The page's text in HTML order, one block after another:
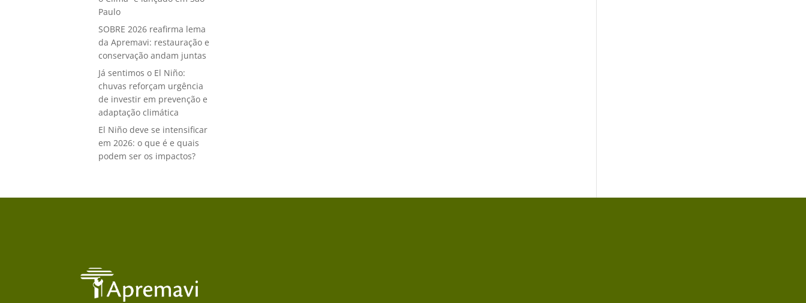
Paulo
SOBRE 2026 reafirma lema
da Apremavi: restauração e
conservação andam juntas
Já sentimos o El Niño:
chuvas reforçam urgência
de investir em prevenção e
adaptação climática
El Niño deve se intensificar
em 2026: o que é e quais
podem ser os impactos?